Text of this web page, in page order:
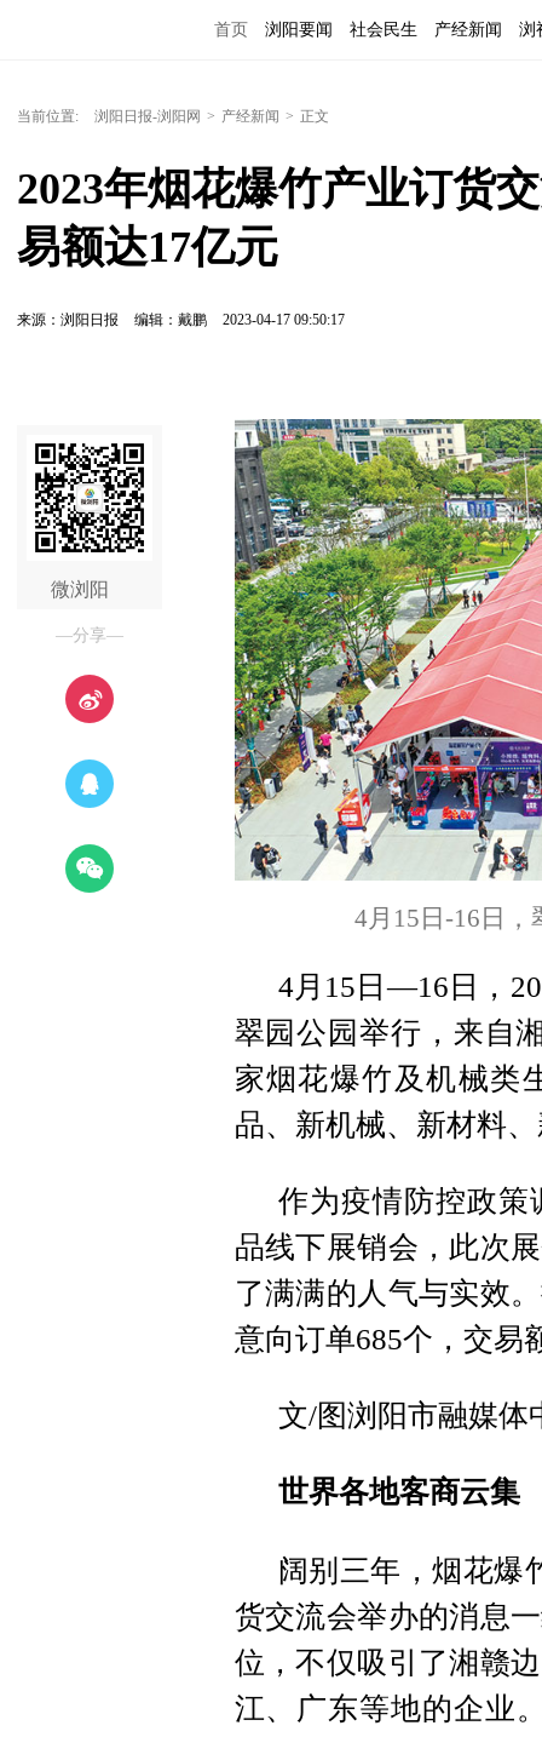
首页 浏阳要闻 社会民生 产经新闻 浏
当前位置: 浏阳日报-浏阳网 > 产经新闻 > 正文
2023年烟花爆竹产业订货
易额达17亿元
来源：浏阳日报 编辑：戴鹏 2023-04-17 09:50:17
微浏阳
—分享—
4月15日-16日
4月15日—16日，
翠园公园举行，来自
家烟花爆竹及机械类
品、新机械、新材料
作为疫情防控政策
品线下展销会，此次
了满满的人气与实效
意向订单685个，交易
文/图浏阳市融媒体
世界各地客商云集
阔别三年，烟花爆
货交流会举办的消息
位，不仅吸引了湘赣
江、广东等地的企业